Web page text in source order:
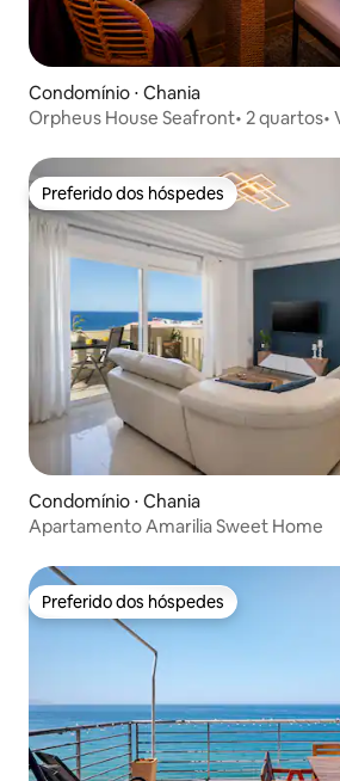
Condomínio ⋅ Chania
Orpheus House Seafront• 2 quartos•
Preferido dos hóspedes
Preferido dos hóspedes
Condomínio ⋅ Chania
Apartamento Amarilia Sweet Home
Preferido dos hóspedes
Preferido dos hóspedes